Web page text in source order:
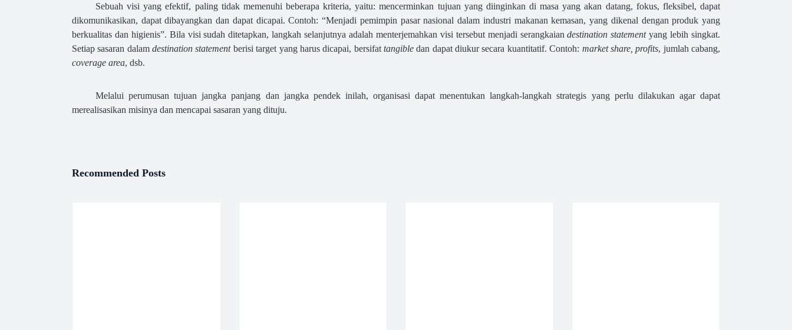
Sebuah visi yang efektif, paling tidak memenuhi beberapa kriteria, yaitu: mencerminkan tujuan yang diinginkan di masa yang akan datang, fokus, fleksibel, dapat
dikomunikasikan, dapat dibayangkan dan dapat dicapai. Contoh: “Menjadi pemimpin pasar nasional dalam industri makanan kemasan, yang dikenal dengan produk yang
berkualitas dan higienis”. Bila visi sudah ditetapkan, langkah selanjutnya adalah menterjemahkan visi tersebut menjadi serangkaiandestination statementyang lebih singkat.
Setiap sasaran dalamdestination statement berisi target yang harus dicapai, bersifattangible dan dapat diukur secara kuantitatif. Contoh: market share, profits, jumlah cabang,
coverage area, dsb.
Melalui perumusan tujuan jangka panjang dan jangka pendek inilah, organisasi dapat menentukan langkah-langkah strategis yang perlu dilakukan agar dapat
merealisasikan misinya dan mencapai sasaran yang dituju.
Recommended Posts